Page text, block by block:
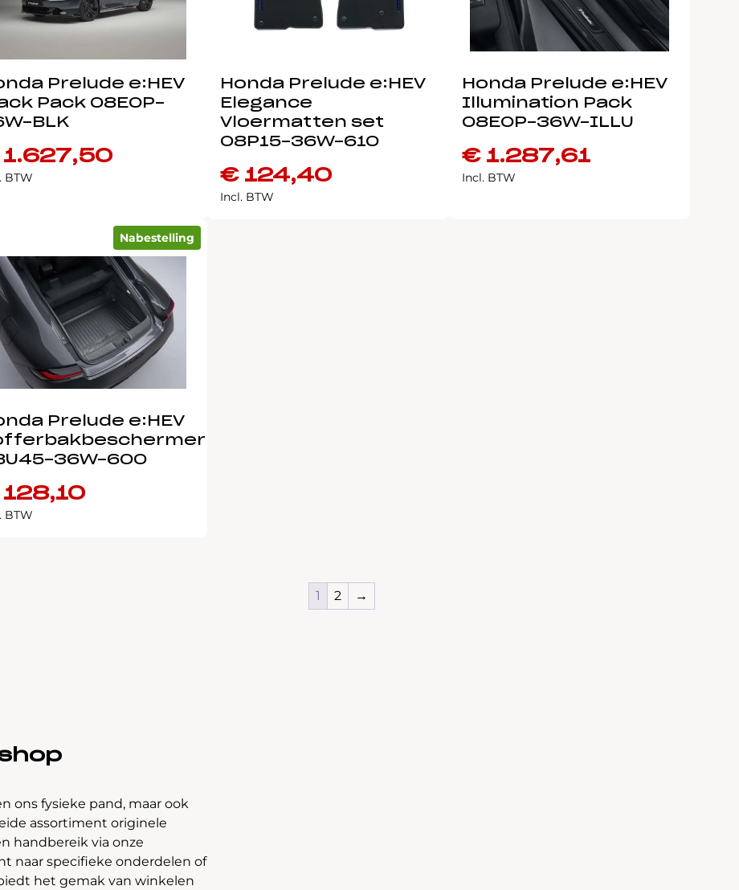
Prelude e:HEV
Pack 08E0P-
BLK
BTW
Honda Prelude e:HEV
Elegance
Vloermatten set
08P15-36W-610
€124,40
Incl. BTW
Honda Prelude e:HEV
Illumination Pack
08E0P-36W-ILLU
€1.287,61
Incl. BTW
Nabestelling
Prelude e:HEV
36W-600
BTW
1 2 →
ons fysieke pand, maar ook
assortiment originele
handbereik via onze
naar specifieke onderdelen of
het gemak van winkelen